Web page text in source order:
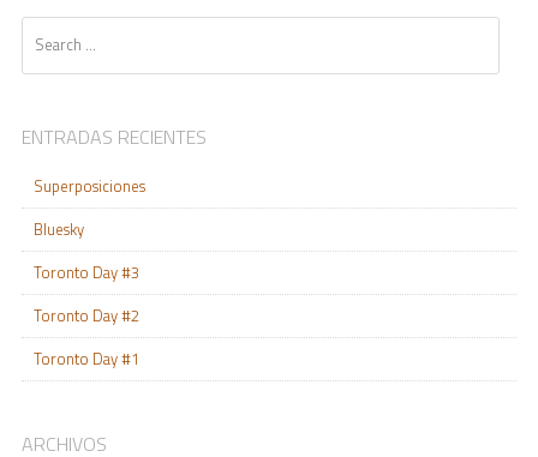
ENTRADAS RECIENTES
Superposiciones
Bluesky
Toronto Day #3
Toronto Day #2
Toronto Day #1
ARCHIVOS